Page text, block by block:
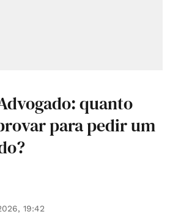
quanto
para pedir um
19:42